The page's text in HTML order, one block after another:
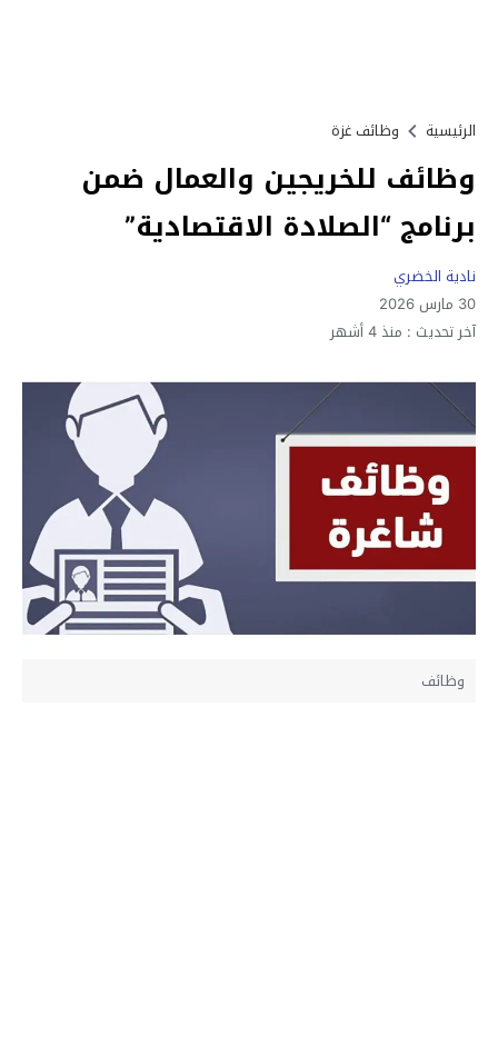
الرئيسية وظائف غزة
وظائف للخريجين والعمال ضمن
برنامج “الصلادة الاقتصادية”
نادية الخضري
30 مارس 2026
آخر تحديث : منذ 4 أشهر
وظائف